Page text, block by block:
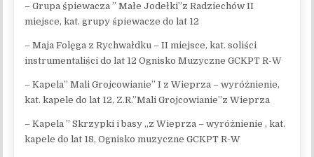
– Grupa śpiewacza ” Małe Jodełki”z Radziechów II
miejsce, kat. grupy śpiewacze do lat 12
– Maja Folęga z Rychwałdku – II miejsce, kat. soliści
instrumentaliści do lat 12 Ognisko Muzyczne GCKPT R-W
– Kapela” Mali Grojcowianie” I z Wieprza – wyróżnienie,
kat. kapele do lat 12, Z.R.”Mali Grojcowianie”z Wieprza
– Kapela ” Skrzypki i basy „z Wieprza – wyróżnienie , kat.
kapele do lat 18, Ognisko muzyczne GCKPT R-W